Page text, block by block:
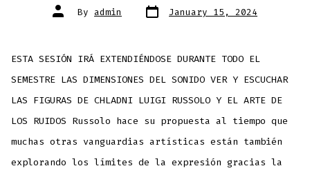
Post
author
By admin Post
date January 15, 2024
ESTA SESIÓN IRÁ EXTENDIÉNDOSE DURANTE TODO EL
SEMESTRE LAS DIMENSIONES DEL SONIDO VER Y ESCUCHAR
LAS FIGURAS DE CHLADNI LUIGI RUSSOLO Y EL ARTE DE
LOS RUIDOS Russolo hace su propuesta al tiempo que
muchas otras vanguardias artísticas están también
explorando los límites de la expresión gracias la